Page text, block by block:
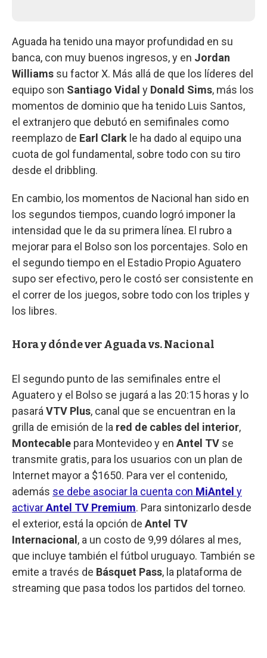
Aguada ha tenido una mayor profundidad en su
banca, con muy buenos ingresos, y en Jordan
Williams su factor X. Más allá de que los líderes del
equipo son Santiago Vidal y Donald Sims, más los
momentos de dominio que ha tenido Luis Santos,
el extranjero que debutó en semifinales como
reemplazo de Earl Clark le ha dado al equipo una
cuota de gol fundamental, sobre todo con su tiro
desde el dribbling.
En cambio, los momentos de Nacional han sido en
los segundos tiempos, cuando logró imponer la
intensidad que le da su primera línea. El rubro a
mejorar para el Bolso son los porcentajes. Solo en
el segundo tiempo en el Estadio Propio Aguatero
supo ser efectivo, pero le costó ser consistente en
el correr de los juegos, sobre todo con los triples y
los libres.
Hora y dónde ver Aguada vs. Nacional
El segundo punto de las semifinales entre el
Aguatero y el Bolso se jugará a las 20:15 horas y lo
pasará VTV Plus, canal que se encuentran en la
grilla de emisión de la red de cables del interior,
Montecable para Montevideo y en Antel TV se
transmite gratis, para los usuarios con un plan de
Internet mayor a $1650. Para ver el contenido,
además se debe asociar la cuenta con MiAntel y
activarAntel TV Premium. Para sintonizarlo desde
el exterior, está la opción de Antel TV
Internacional , a un costo de 9,99 dólares al mes,
que incluye también el fútbol uruguayo. También se
emite a través de Básquet Pass, la plataforma de
streaming que pasa todos los partidos del torneo.